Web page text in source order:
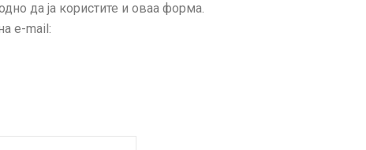
да ја користите и оваа форма.
e-mail: